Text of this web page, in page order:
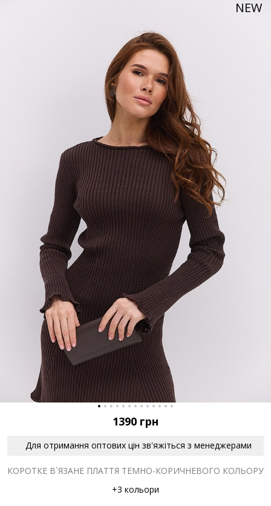
NEW
1390 грн
Для отримання оптових цін зв'яжіться з менеджерами
КОРОТКЕ В`ЯЗАНЕ ПЛАТТЯ ТЕМНО-КОРИЧНЕВОГО КОЛЬОРУ
+3 кольори